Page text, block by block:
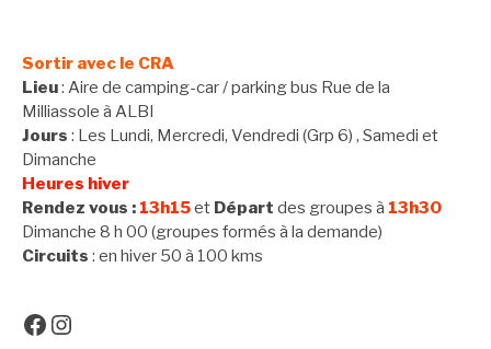
Sortir avec le CRA
Lieu: Aire de camping-car / parking bus Rue de la
Milliassole à ALBI
Jours : Les Lundi, Mercredi, Vendredi (Grp 6) , Samedi et
Dimanche
Heures hiver
Rendez vous : 13h15et Départ des groupes à 13h30
Dimanche 8 h 00 (groupes formés à la demande)
Circuits : en hiver 50 à 100 kms